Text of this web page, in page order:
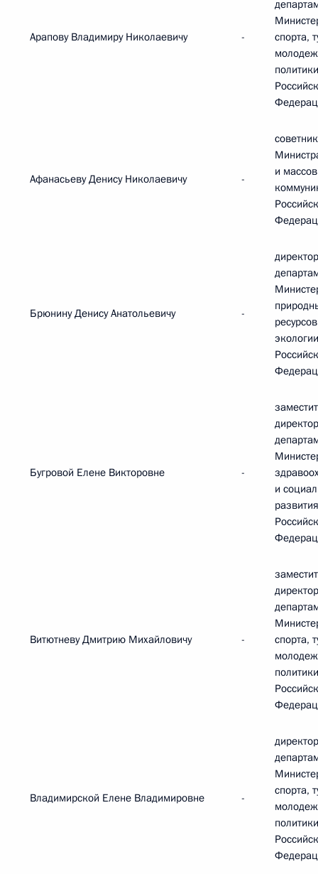
Арапову Владимиру Николаевичу -
спорта,
политики
Афанасьеву Денису Николаевичу -
и
Брюнину Денису Анатольевичу -
экологии
Бугровой Елене Викторовне -
и
развития
Витютневу Дмитрию Михайловичу -
спорта,
политики
Владимирской Елене Владимировне -
спорта,
политики